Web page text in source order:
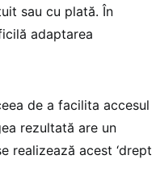
sau cu plată. În
adaptarea
de a facilita accesul
rezultată are un
realizează acest ‘drept